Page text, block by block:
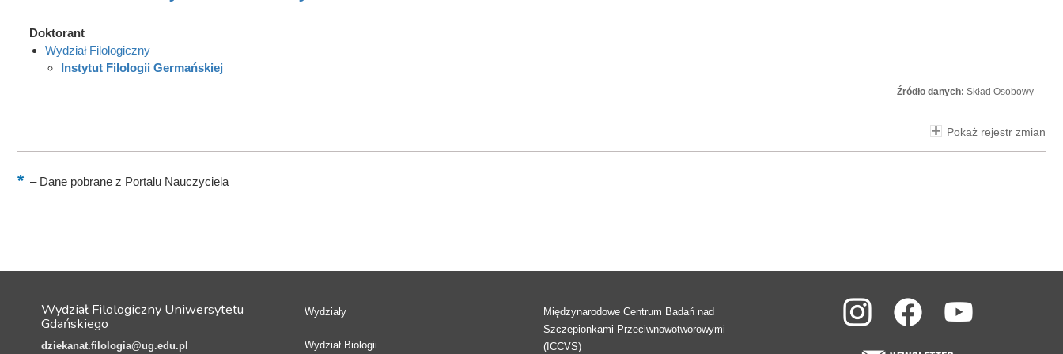
Doktorant
Wydział Filologiczny
Instytut Filologii Germańskiej
Źródło danych: Skład Osobowy
Pokaż rejestr zmian
–Dane pobrane z Portalu Nauczyciela
Wydział Filologiczny Uniwersytetu
Gdańskiego
dziekanat.filologia@ug.edu.pl
Wydziały
Wydział Biologii
Międzynarodowe Centrum Badań nad
Szczepionkami Przeciwnowotworowymi
(ICCVS)